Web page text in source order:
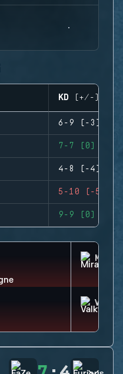
KD (+/-)
6-9 (-3)
7-7 (0)
4-8 (-4)
5-10 (-5)
9-9 (0)
MIRA